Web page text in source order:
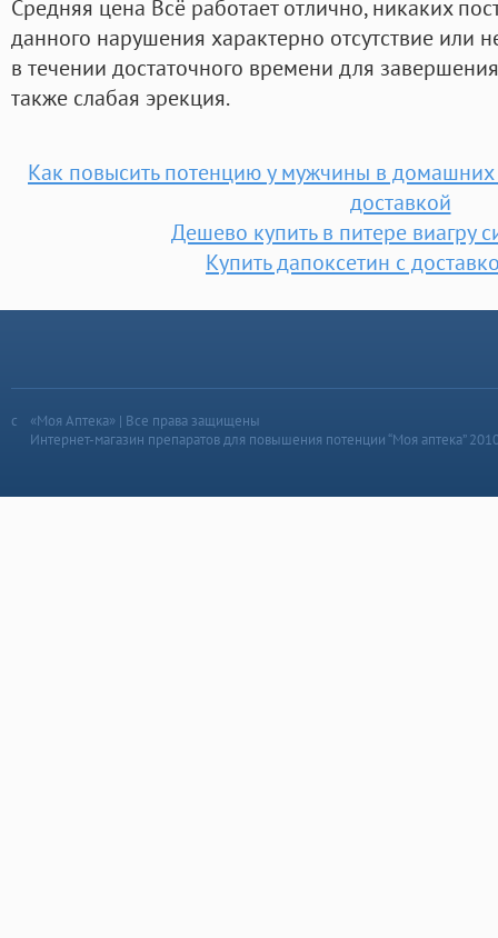
Средняя цена Всё работает отлично, никаких
данного нарушения характерно отсутствие или
в течении достаточного времени для
также слабая эрекция.
Как повысить потенцию у мужчины в домашних
доставкой
Дешево купить в питере виагру
Купить дапоксетин с
«Моя Аптека» | Все права защищены
Интернет-магазин препаратов для повышения потенции “Моя аптека”